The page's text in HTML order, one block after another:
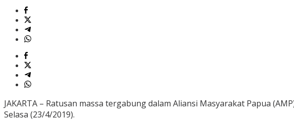
JAKARTA – Ratusan massa tergabung dalam Aliansi Masyarakat Papua
Selasa (23/4/2019).